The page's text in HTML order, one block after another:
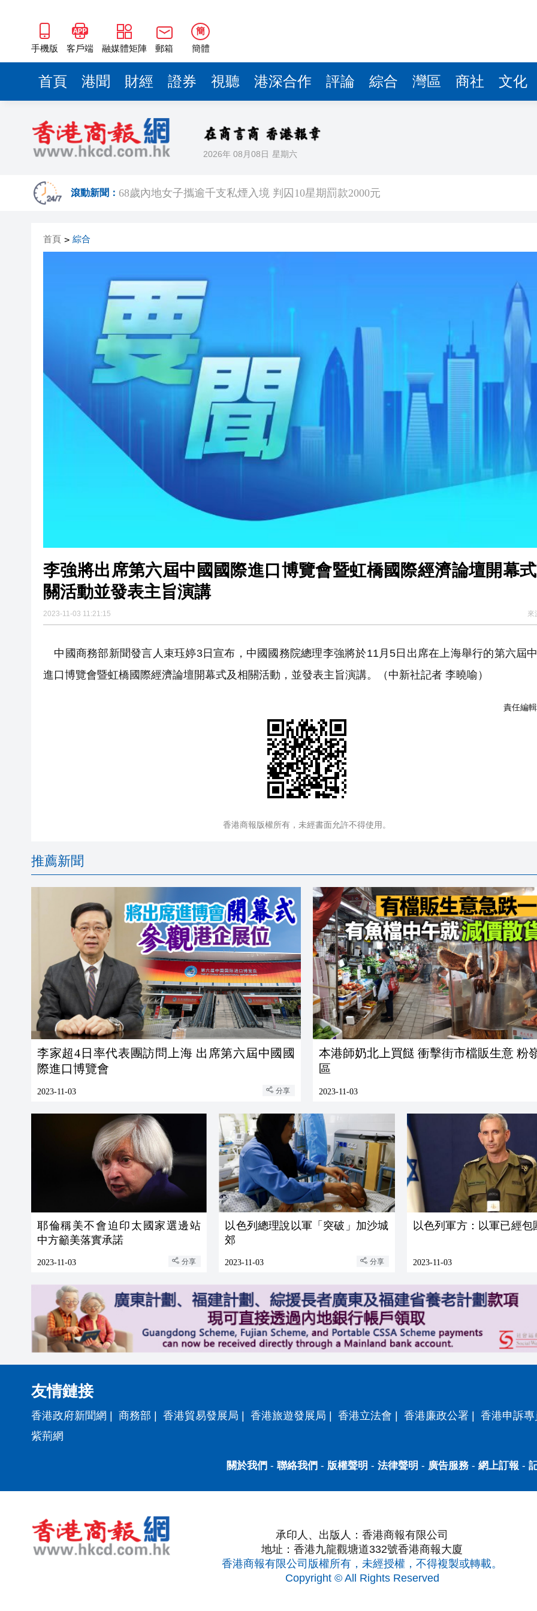
手機版 客戶端 融媒體矩陣 郵箱
簡
簡體
首頁 港聞 財經 證券 視聽 港深合作 評論 綜合 灣區 商社 文化
2026年 08月08日 星期六
滾動新聞： 68歲內地女子攜逾千支私煙入境 判囚10星期罰款2000元
以滬深港澳為橋 連結全球新規則 第三屆滬深港國際法律服務大會暨第二屆「和・界」
商事調解大賽圓滿舉辦
逾百體育界精英齊聚青途研討會 建言獻策推動體育產業化
【財通AH】勤浩醫藥「回血」再次遞表港股！營收暴漲1786倍背後：資不抵債，9.9億
首頁 > 綜合
李強將出席第六屆中國國際進口博覽會暨虹橋國際經濟論壇開幕
關活動並發表主旨演講
2023-11-03 11:21:15 來
中國商務部新聞發言人束珏婷3日宣布，中國國務院總理李強將於11月5日出席在上海舉行的第六屆
進口博覽會暨虹橋國際經濟論壇開幕式及相關活動，並發表主旨演講。（中新社記者 李曉喻）
責任編
香港商報版權所有，未經書面允許不得使用。
推薦新聞
李家超4日率代表團訪問上海 出席第六屆中國國
際進口博覽會
2023-11-03 分享
本港師奶北上買餸 衝擊街市檔販生意 粉
區
2023-11-03
耶倫稱美不會迫印太國家選邊站
中方籲美落實承諾
2023-11-03 分享
以色列總理說以軍「突破」加沙城
郊
2023-11-03 分享
以色列軍方：以軍已經包
2023-11-03
友情鏈接
香港政府新聞網 | 商務部 | 香港貿易發展局 | 香港旅遊發展局 | 香港立法會 | 香港廉政公署 | 香港申訴
紫荊網
關於我們 - 聯絡我們 - 版權聲明 - 法律聲明 - 廣告服務- 網上訂報 -
承印人、出版人：香港商報有限公司
地址：香港九龍觀塘道332號香港商報大廈
香港商報有限公司版權所有，未經授權，不得複製或轉載。
Copyright © All Rights Reserved